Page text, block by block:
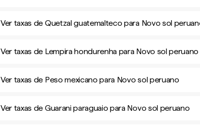
Ver taxas de Quetzal guatemalteco para Novo sol
Ver taxas de Lempira hondurenha para Novo sol peruano
Ver taxas de Peso mexicano para Novo sol peruano
Ver taxas de Guarani paraguaio para Novo sol peruano